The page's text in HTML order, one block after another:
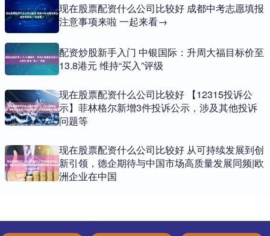
现在股票配资什么公司比较好 成都中考志愿填报
注意事项来啦 一起来看→
配资炒股新手入门 中银国际：升周大福目标价至
13.8港元 维持“买入”评级
现在股票配资什么公司比较好 【12315投诉公
示】菲林格尔新增3件投诉公示，涉及其他投诉
问题等
现在股票配资什么公司比较好 从可持续发展到创
新引领，德企期待与中国市场高质量发展同频|欧
洲企业在中国